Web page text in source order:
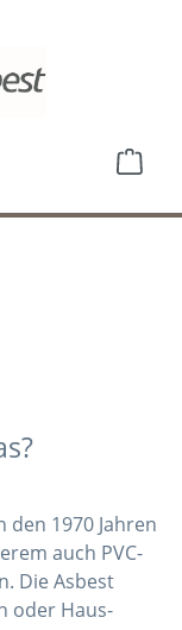
1970 Jahren
auch PVC-
Die Asbest
oder Haus-